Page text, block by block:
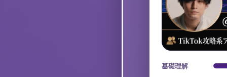
基礎理解